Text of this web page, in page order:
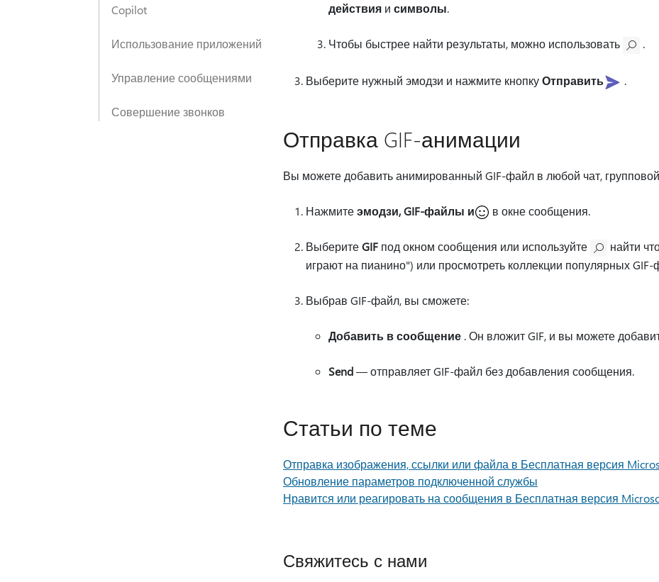
Copilot
Использование приложений
Управление сообщениями
Совершение звонков
действия и символы.
Чтобы быстрее найти результаты, можно использовать .
Выберите нужный эмодзи и нажмите кнопкуОтправить .
Отправка GIF-анимации
Вы можете добавить анимированный GIF-файл в любой чат,
Нажмитеэмодзи, GIF-файлы и в окне сообщения.
ВыберитеGIF под окном сообщения или используйте
найти
играют на пианино") или просмотреть коллекции популярных
Выбрав GIF-файл, вы сможете:
Добавить в сообщение . Он вложит GIF, и вы можете
Send— отправляет GIF-файл без добавления сообщения.
Статьи по теме
Отправка изображения, ссылки или файла в Бесплатная версия
Обновление параметров подключенной службы
Нравится или реагировать на сообщения в Бесплатная версия
Свяжитесь с нами